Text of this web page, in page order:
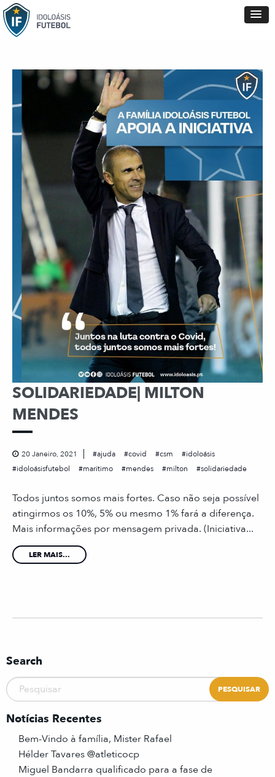
SOLIDARIEDADE| MILTON
MENDES
20 Janeiro, 2021 ajuda covid csm
idoloásis
idoloásisfutebol
maritimo mendes milton solidariedade
Todos juntos somos mais fortes. Caso não seja possível
atingirmos os 10%, 5% ou mesmo 1% fará a diferença.
Mais informações por mensagem privada. (Iniciativa...
LER MAIS...
Search
Notícias Recentes
Bem-Vindo à família, Mister Rafael
Hélder Tavares @atleticocp
Miguel Bandarra qualificado para a fase de